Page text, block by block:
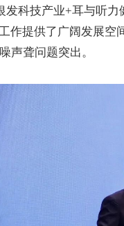
发科技产业+耳与听力
作提供了广阔发展空
声聋问题突出。